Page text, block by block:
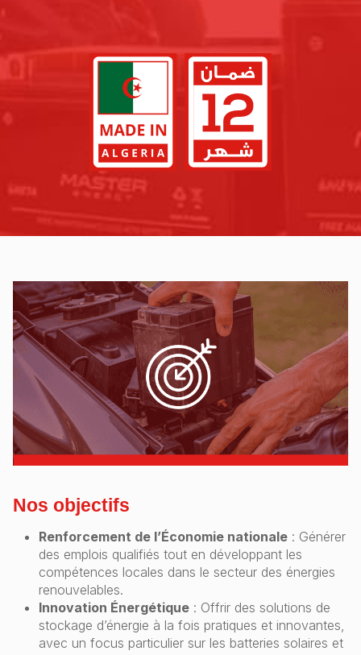
Nos objectifs
Renforcement de l’Économie nationale : Générer
des emplois qualifiés tout en développant les
compétences locales dans le secteur des énergies
renouvelables.
Innovation Énergétique : Offrir des solutions de
stockage d’énergie à la fois pratiques et innovantes,
avec un focus particulier sur les batteries solaires et